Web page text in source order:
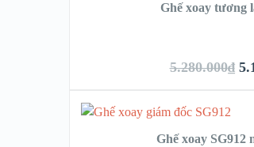
Ghế xoay tương
5.280.000₫
Ghế xoay SG912